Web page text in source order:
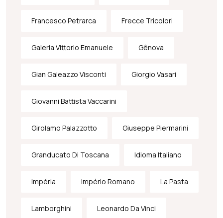
Francesco Petrarca Frecce Tricolori
Galeria Vittorio Emanuele Gênova
Gian Galeazzo Visconti Giorgio Vasari
Giovanni Battista Vaccarini
Girolamo Palazzotto Giuseppe Piermarini
Granducato Di Toscana Idioma Italiano
Impéria Império Romano La Pasta
Lamborghini Leonardo Da Vinci